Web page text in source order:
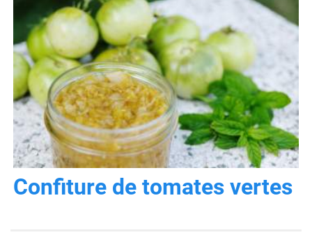
Confiture de tomates vertes